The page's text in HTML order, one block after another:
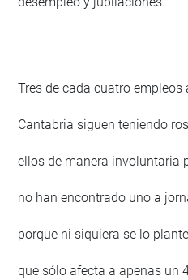
Tres de cada cuatro
Cantabria siguen teniendo
ellos de manera involuntaria
no han encontrado uno a
porque ni siquiera se lo
que sólo afecta a apenas un